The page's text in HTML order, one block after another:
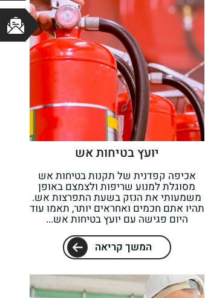
יועץ בטיחות אש
אכיפה קפדנית של תקנות בטיחות אש
מסוגלת למנוע שריפות ולצמצם באופן
משמעותי את הנזק בשעת התפרצות אש.
תהיו אתם חכמים ואחראים יותר, תאמו עוד
היום פגישה עם יועץ בטיחות אש...
המשך קריאה